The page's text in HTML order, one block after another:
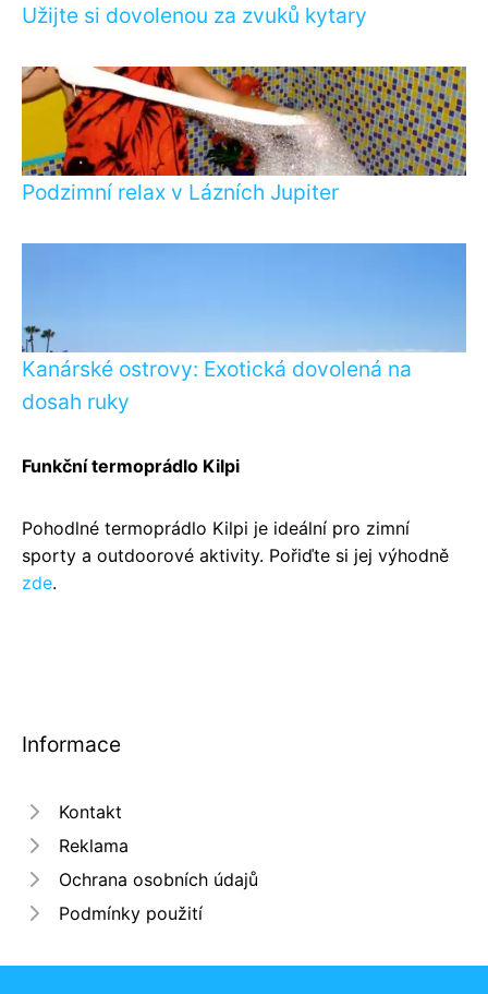
Užijte si dovolenou za zvuků kytary
Podzimní relax v Lázních Jupiter
Kanárské ostrovy: Exotická dovolená na
dosah ruky
Funkční termoprádlo Kilpi
Pohodlné termoprádlo Kilpi je ideální pro zimní
sporty a outdoorové aktivity. Pořiďte si jej výhodně
zde.
Informace
Kontakt
Reklama
Ochrana osobních údajů
Podmínky použití